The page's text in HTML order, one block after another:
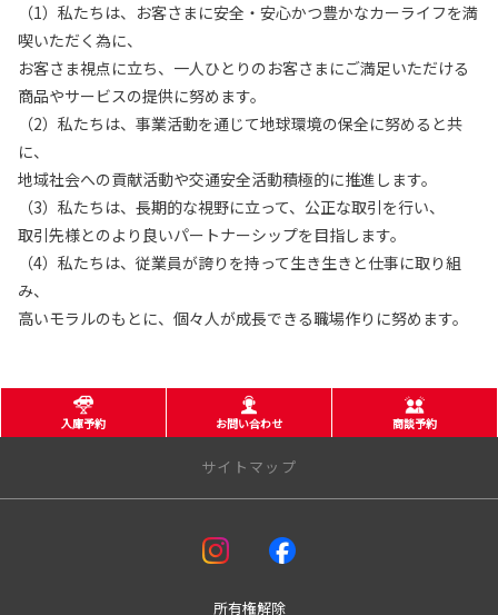
（1）私たちは、お客さまに安全・安心かつ豊かなカーライフを満
喫いただく為に、
お客さま視点に立ち、一人ひとりのお客さまにご満足いただける
商品やサービスの提供に努めます。
（2）私たちは、事業活動を通じて地球環境の保全に努めると共
に、
地域社会への貢献活動や交通安全活動積極的に推進します。
（3）私たちは、長期的な視野に立って、公正な取引を行い、
取引先様とのより良いパートナーシップを目指します。
（4）私たちは、従業員が誇りを持って生き生きと仕事に取り組
み、
高いモラルのもとに、個々人が成長できる職場作りに努めます。
入庫予約 お問い合わせ 商談予約
サイトマップ
所有権解除